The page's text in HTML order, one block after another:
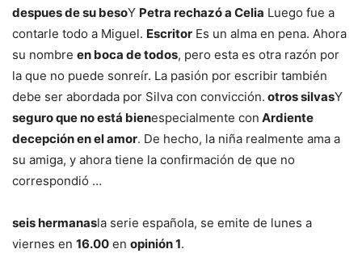
despues de su besoY Petra rechazó a Celia Luego fue a
contarle todo a Miguel. Escritor Es un alma en pena. Ahora
su nombre en boca de todos, pero esta es otra razón por
la que no puede sonreír. La pasión por escribir también
debe ser abordada por Silva con convicción. otros silvasY
seguro que no está bienespecialmente con Ardiente
decepción en el amor. De hecho, la niña realmente ama a
su amiga, y ahora tiene la confirmación de que no
correspondió …
seis hermanasla serie española, se emite de lunes a
viernes en 16.00 en opinión 1.